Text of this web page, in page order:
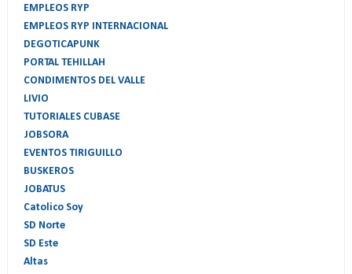
EMPLEOS RYP
EMPLEOS RYP INTERNACIONAL
DEGOTICAPUNK
PORTAL TEHILLAH
CONDIMENTOS DEL VALLE
LIVIO
TUTORIALES CUBASE
JOBSORA
EVENTOS TIRIGUILLO
BUSKEROS
JOBATUS
Catolico Soy
SD Norte
SD Este
Altas